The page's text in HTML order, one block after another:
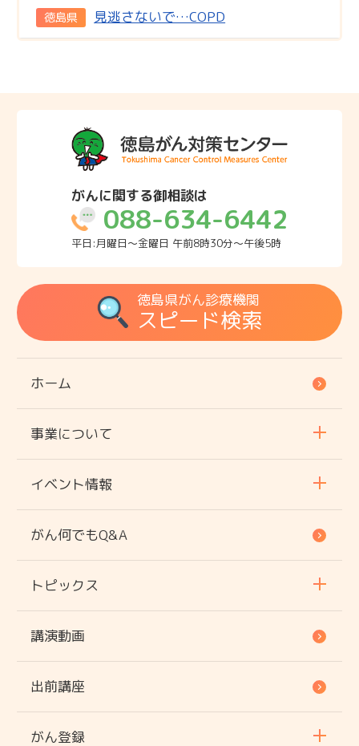
徳島県 見逃さないで…COPD
がんに関する御相談は
088-634-6442
平日:月曜日～金曜日 午前8時30分～午後5時
徳島県がん診療機関
スピード検索
ホーム
事業について
イベント情報
がん何でもQ&A
トピックス
講演動画
出前講座
がん登録